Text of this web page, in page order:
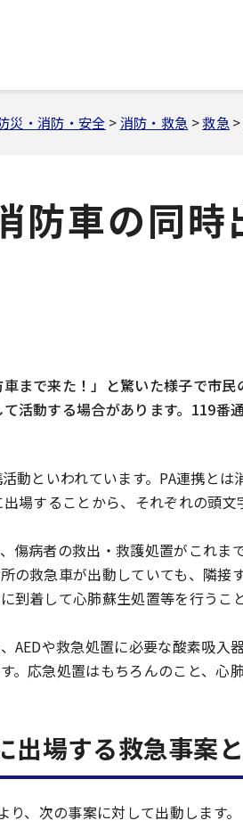
災・消防・安全 >消防・救急 >救急
防車の同時
車まで来た！」と驚いた様子で市
活動する場合があります。119番
動といわれています。PA連携と
場することから、それぞれの頭
傷病者の救出・救護処置がこれま
の救急車が出動していても、隣接
到着して心肺蘇生処置等を行う
AEDや救急処置に必要な酸素吸
。応急処置はもちろんのこと、心
出場する救急事案
、次の事案に対して出動します。